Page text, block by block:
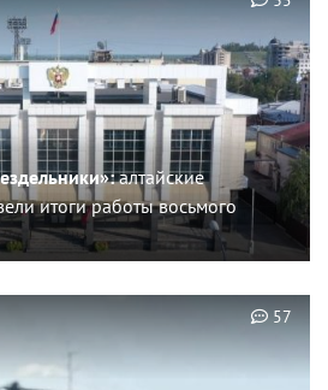
алтайские
итоги работы восьмого
57